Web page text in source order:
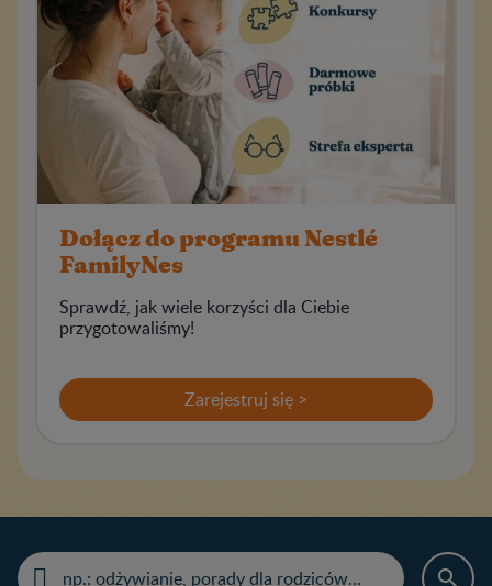
Dołącz do programu Nestlé
FamilyNes
Sprawdź, jak wiele korzyści dla Ciebie
przygotowaliśmy!
Zarejestruj się >